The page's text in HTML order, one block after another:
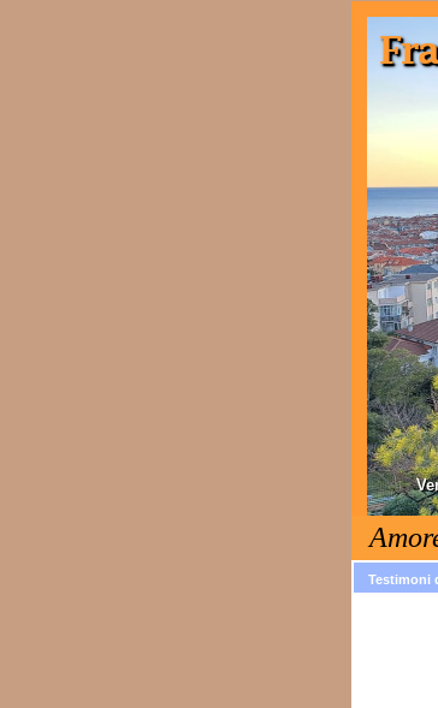
Testimoni